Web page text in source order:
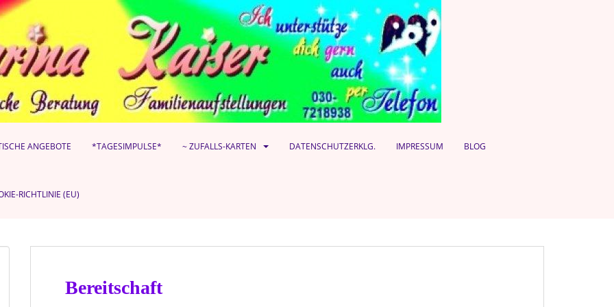
ANGEBOTE *TAGESIMPULSE* ~ ZUFALLS-KARTEN DATENSCHUTZERKLG. IMPRESSUM BLOG
RICHTLINIE (EU)
Bereitschaft